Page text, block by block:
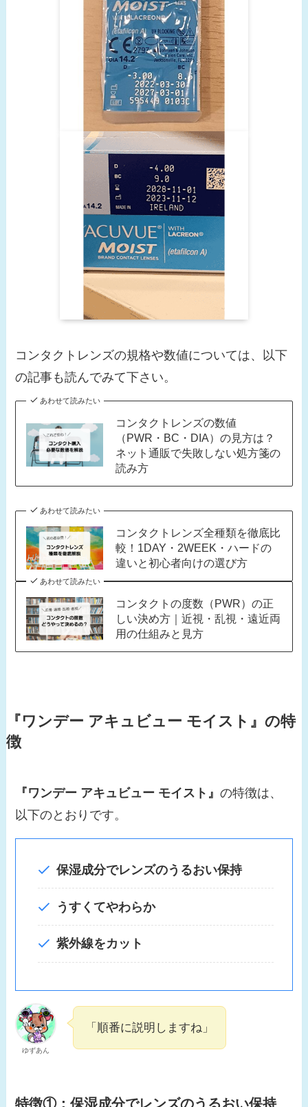
コンタクトレンズの規格や数値については、以下
の記事も読んでみて下さい。
あわせて読みたい
コンタクトレンズの数値
（PWR・BC・DIA）の見方は？
ネット通販で失敗しない処方箋の
読み方
あわせて読みたい
コンタクトレンズ全種類を徹底比
較！1DAY・2WEEK・ハードの
違いと初心者向けの選び方
あわせて読みたい
コンタクトの度数（PWR）の正
しい決め方｜近視・乱視・遠近両
用の仕組みと見方
『ワンデー アキュビュー モイスト』 の特
徴
『ワンデー アキュビュー モイスト』の特徴は、
以下のとおりです。
保湿成分でレンズのうるおい保持
うすくてやわらか
紫外線をカット
ゆずあん
「順番に説明しますね」
特徴①：保湿成分でレンズのうるおい保持